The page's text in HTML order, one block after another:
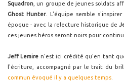
Squadron , un groupe de jeunes soldats
Ghost Hunter. L'équipe semble s'inspirer
époque - avec la relecture historique de
ces jeunes héros seront noirs pour
Jeff Lemire n'est ici crédité qu'en tant
l'écriture, accompagné par le trait du
commun évoqué il y a quelques temps